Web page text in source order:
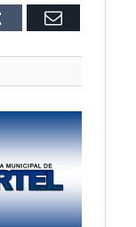
Tumblr Email